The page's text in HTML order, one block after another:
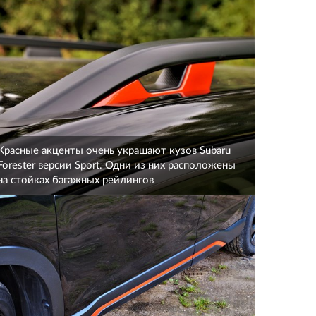
акценты очень украшают кузов Subaru
версии Sport. Одни из них расположены
стойках багажных рейлингов